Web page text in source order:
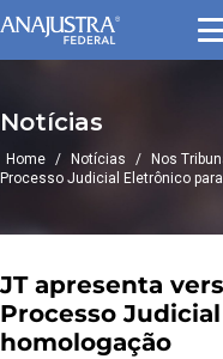
Notícias
Home / Notícias / Nos
Processo Judicial Eletrônico
JT apresenta
Processo
homologação